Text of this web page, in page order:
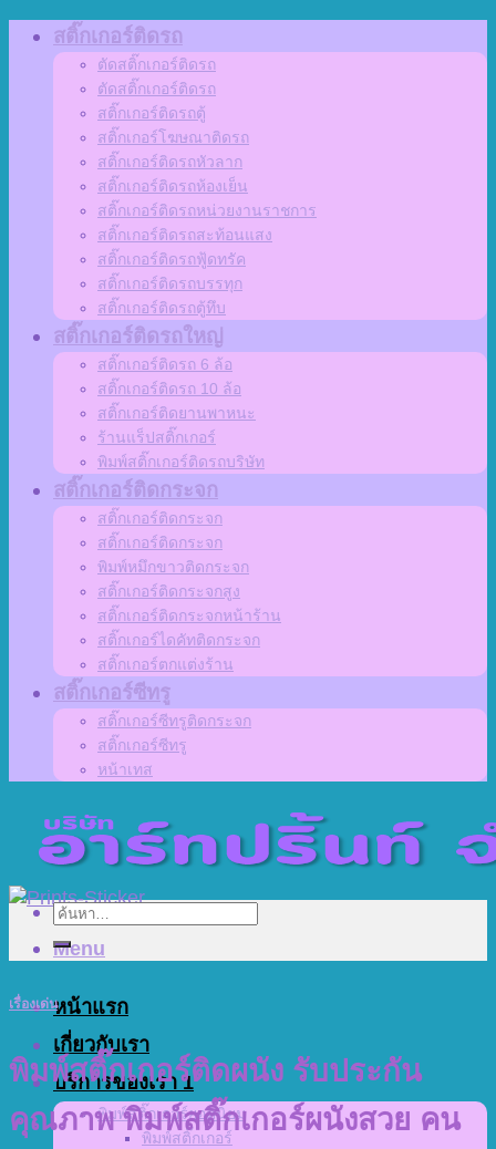
Skip
สติ๊กเกอร์ติดรถ
ตัดสติ๊กเกอร์ติดรถ
ตัดสติ๊กเกอร์ติดรถ
สติ๊กเกอร์ติดรถตู้
สติ๊กเกอร์โฆษณาติดรถ
สติ๊กเกอร์ติดรถหัวลาก
สติ๊กเกอร์ติดรถห้องเย็น
สติ๊กเกอร์ติดรถหน่วยงานราชการ
สติ๊กเกอร์ติดรถสะท้อนแสง
สติ๊กเกอร์ติดรถฟู้ดทรัค
สติ๊กเกอร์ติดรถบรรทุก
สติ๊กเกอร์ติดรถตู้ทึบ
สติ๊กเกอร์ติดรถใหญ่
สติ๊กเกอร์ติดรถ 6 ล้อ
สติ๊กเกอร์ติดรถ 10 ล้อ
สติ๊กเกอร์ติดยานพาหนะ
ร้านแร็ปสติ๊กเกอร์
พิมพ์สติ๊กเกอร์ติดรถบริษัท
สติ๊กเกอร์ติดกระจก
สติ๊กเกอร์ติดกระจก
สติ๊กเกอร์ติดกระจก
พิมพ์หมึกขาวติดกระจก
สติ๊กเกอร์ติดกระจกสูง
สติ๊กเกอร์ติดกระจกหน้าร้าน
สติ๊กเกอร์ไดคัทติดกระจก
สติ๊กเกอร์ตกแต่งร้าน
สติ๊กเกอร์ซีทรู
สติ๊กเกอร์ซีทรูติดกระจก
สติ๊กเกอร์ซีทรู
หน้าเทส
Menu
หน้าแรก
เกี่ยวกับเรา
บริการของเรา 1
พิมพ์สติ๊กเกอร์ยอดนิยม
พิมพ์สติ๊กเกอร์
ค้นหา:
เรื่องเด่น
พิมพ์สติ๊กเกอร์ติดผนัง รับประกัน
คุณภาพ พิมพ์สติ๊กเกอร์ผนังสวย คน